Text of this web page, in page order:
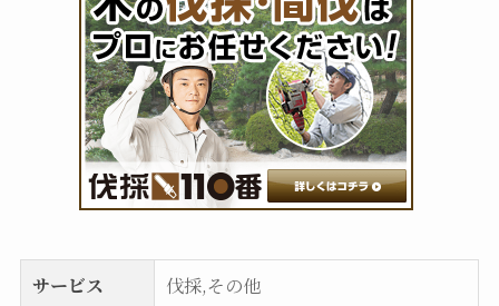
サービス
伐採,その他